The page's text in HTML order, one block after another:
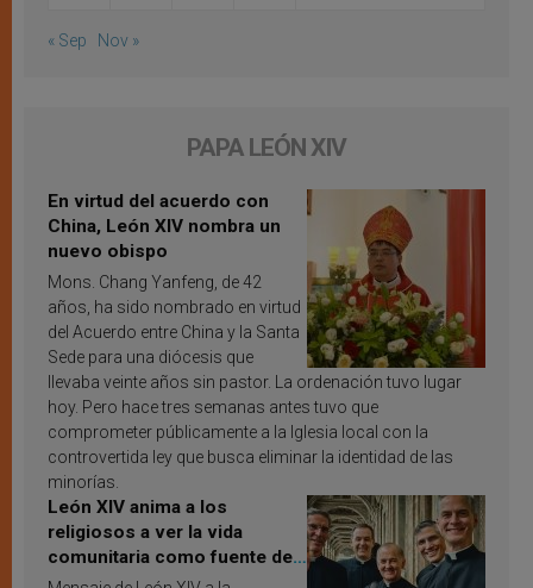
« Sep Nov »
PAPA LEÓN XIV
En virtud del acuerdo con
China, León XIV nombra un
nuevo obispo
Mons. Chang Yanfeng, de 42
años, ha sido nombrado en virtud
del Acuerdo entre China y la Santa
Sede para una diócesis que
llevaba veinte años sin pastor. La ordenación tuvo lugar
hoy. Pero hace tres semanas antes tuvo que
comprometer públicamente a la Iglesia local con la
controvertida ley que busca eliminar la identidad de las
minorías.
León XIV anima a los
religiosos a ver la vida
comunitaria como fuente de
inspiración y santificación